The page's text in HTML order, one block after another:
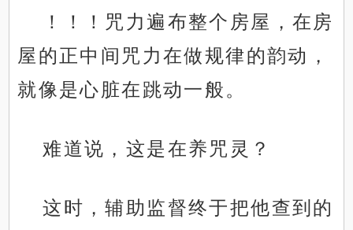
！！！咒力遍布整个房屋，在房
屋的正中间咒力在做规律的韵动，
就像是心脏在跳动一般。
难道说，这是在养咒灵？
这时，辅助监督终于把他查到的